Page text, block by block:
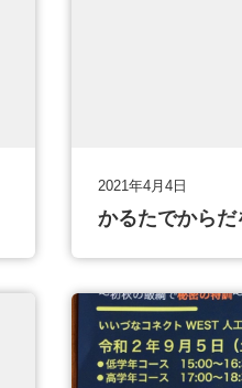
2021年4月4日
かるたでからだ